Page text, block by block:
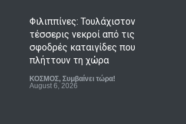
Φιλιππίνες: Τουλάχιστον
τέσσερις νεκροί από τις
σφοδρές καταιγίδες που
πλήττουν τη χώρα
ΚΟΣΜΟΣ, Συμβαίνει τώρα!
August 6, 2026